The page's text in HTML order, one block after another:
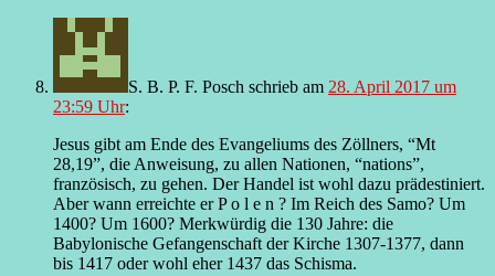
S. B. P. F. Posch schrieb am 28. April 2017 um
23:59 Uhr:
Jesus gibt am Ende des Evangeliums des Zöllners, “Mt
28,19”, die Anweisung, zu allen Nationen, “nations”,
französisch, zu gehen. Der Handel ist wohl dazu prädestiniert.
Aber wann erreichte er P o l e n ? Im Reich des Samo? Um
1400? Um 1600? Merkwürdig die 130 Jahre: die
Babylonische Gefangenschaft der Kirche 1307-1377, dann
bis 1417 oder wohl eher 1437 das Schisma.